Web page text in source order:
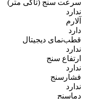
سرعت سنج (تاکی متر)
ندارد
آلارم
دارد
قطب‌نمای دیجیتال
ندارد
ارتفاع سنج
ندارد
فشارسنج
ندارد
دماسنج